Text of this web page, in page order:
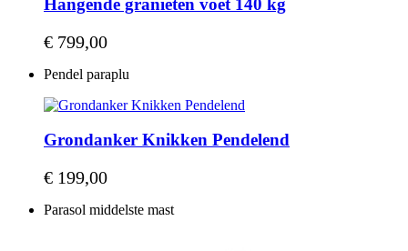
Hangende granieten voet 140 kg
€ 799,00
Pendel paraplu
Grondanker Knikken Pendelend
€ 199,00
Parasol middelste mast